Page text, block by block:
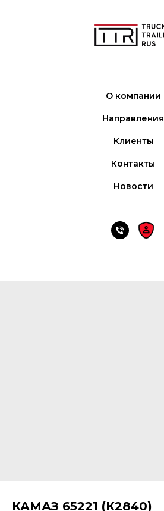
О компании
Направления
Клиенты
Контакты
Новости
КАМАЗ 65221 (К2840)